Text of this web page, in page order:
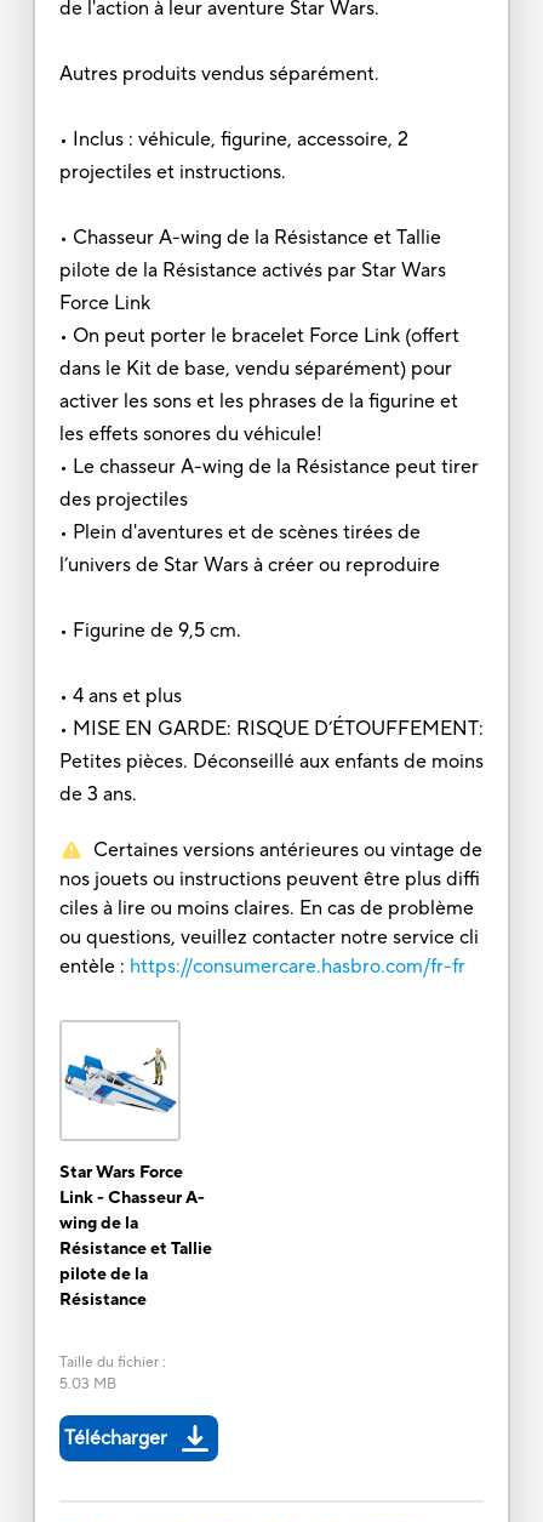
de l'action à leur aventure Star Wars.
Autres produits vendus séparément.
• Inclus : véhicule, figurine, accessoire, 2
projectiles et instructions.
• Chasseur A-wing de la Résistance et Tallie
pilote de la Résistance activés par Star Wars
Force Link
• On peut porter le bracelet Force Link (offert
dans le Kit de base, vendu séparément) pour
activer les sons et les phrases de la figurine et
les effets sonores du véhicule!
• Le chasseur A-wing de la Résistance peut tirer
des projectiles
• Plein d'aventures et de scènes tirées de
l’univers de Star Wars à créer ou reproduire
• Figurine de 9,5 cm.
• 4 ans et plus
• MISE EN GARDE: RISQUE D’ÉTOUFFEMENT:
Petites pièces. Déconseillé aux enfants de moins
de 3 ans.
Certaines versions antérieures ou vintage de
nos jouets ou instructions peuvent être plus diffi
ciles à lire ou moins claires. En cas de problème
ou questions, veuillez contacter notre service cli
entèle : https://consumercare.hasbro.com/fr-fr
Star Wars Force
Link - Chasseur A-
wing de la
Résistance et Tallie
pilote de la
Résistance
Taille du fichier:
5.03 MB
Télécharger